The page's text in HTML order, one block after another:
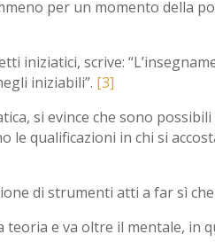
per un momento della
iniziatici, scrive:
iniziabili”. [3]
si evince che sono
le qualificazioni in chi si
di strumenti atti a far sì
e va oltre il mentale, in